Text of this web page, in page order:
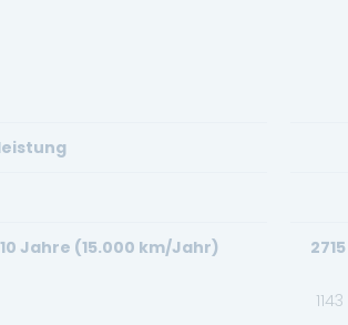
Jahre (15.000 km/Jahr) 2715
1143